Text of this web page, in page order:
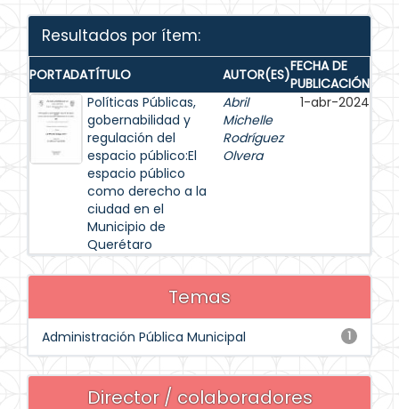
Resultados por ítem:
PORTADATÍTULO AUTOR(ES)FECHA DE
PUBLICACIÓN
Políticas Públicas,
gobernabilidad y
regulación del
espacio público:El
espacio público
como derecho a la
ciudad en el
Municipio de
Querétaro
Abril
Michelle
Rodríguez
Olvera
1-abr-2024
Temas
1
Administración Pública Municipal
Director / colaboradores